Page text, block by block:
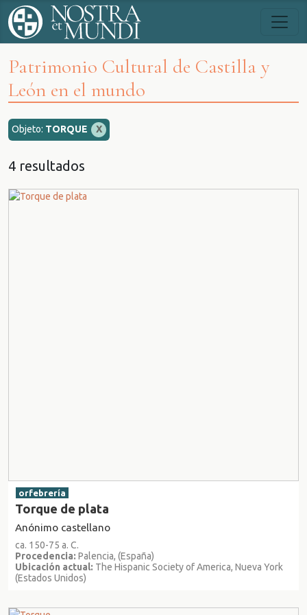
Patrimonio Cultural de Castilla y
León en el mundo
Objeto: TORQUE X
4 resultados
orfebrería
Torque de plata
Anónimo castellano
ca. 150-75 a. C.
Procedencia: Palencia, (España)
Ubicación actual: The Hispanic Society of America, Nueva York
(Estados Unidos)